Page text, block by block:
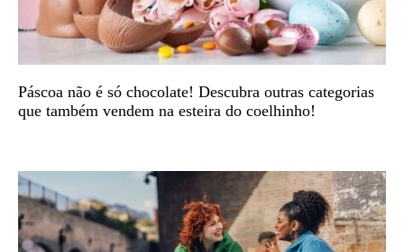
Páscoa não é só chocolate! Descubra outras categorias
que também vendem na esteira do coelhinho!